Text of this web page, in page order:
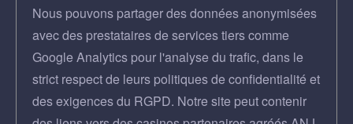
Nous pouvons partager des données anonymisées
avec des prestataires de services tiers comme
Google Analytics pour l'analyse du trafic, dans le
strict respect de leurs politiques de confidentialité et
des exigences du RGPD. Notre site peut contenir